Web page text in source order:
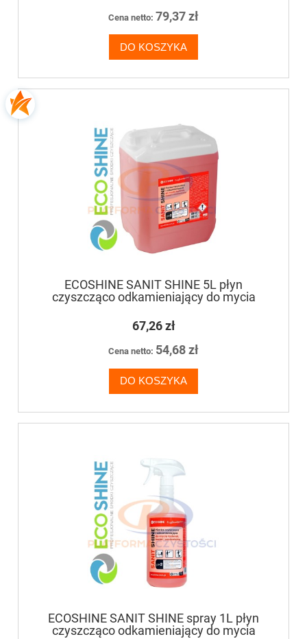
Cena netto: 79,37 zł
DO KOSZYKA
ECOSHINE SANIT SHINE 5L płyn
czyszcząco odkamieniający do mycia
67,26 zł
Cena netto: 54,68 zł
DO KOSZYKA
ECOSHINE SANIT SHINE spray 1L płyn
czyszcząco odkamieniający do mycia